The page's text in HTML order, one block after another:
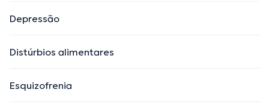
Depressão
Distúrbios alimentares
Esquizofrenia